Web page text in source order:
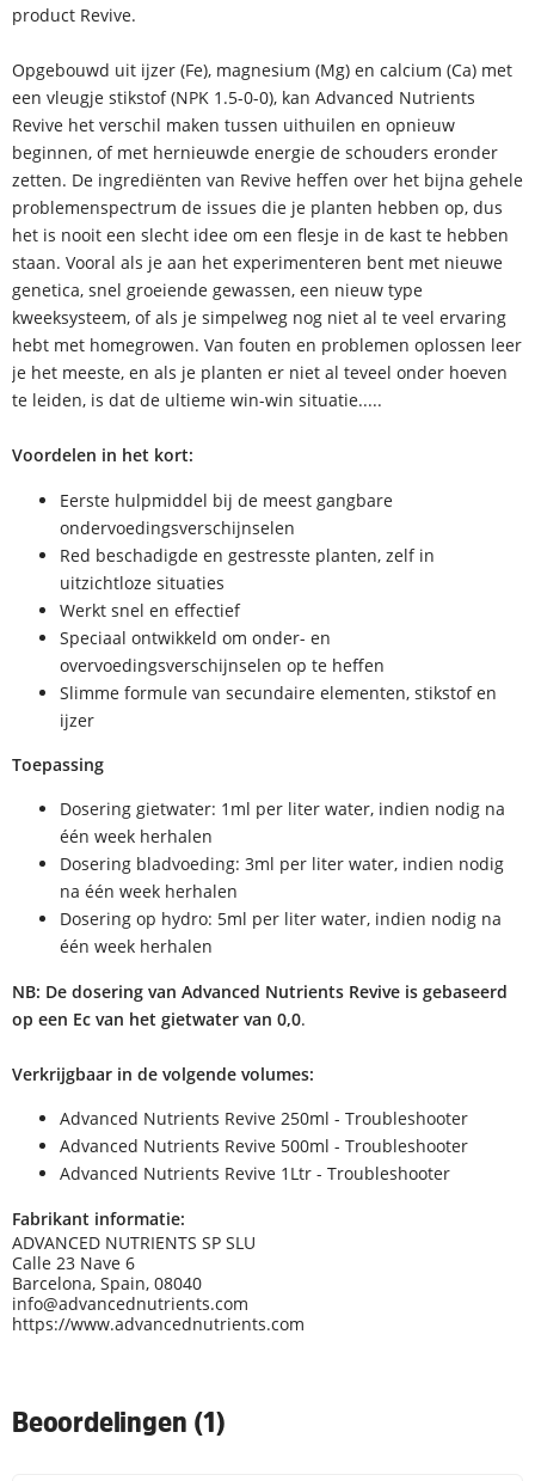
product Revive.
Opgebouwd uit ijzer (Fe), magnesium (Mg) en calcium (Ca) met
een vleugje stikstof (NPK 1.5-0-0), kan Advanced Nutrients
Revive het verschil maken tussen uithuilen en opnieuw
beginnen, of met hernieuwde energie de schouders eronder
zetten. De ingrediënten van Revive heffen over het bijna gehele
problemenspectrum de issues die je planten hebben op, dus
het is nooit een slecht idee om een flesje in de kast te hebben
staan. Vooral als je aan het experimenteren bent met nieuwe
genetica, snel groeiende gewassen, een nieuw type
kweeksysteem, of als je simpelweg nog niet al te veel ervaring
hebt met homegrowen. Van fouten en problemen oplossen leer
je het meeste, en als je planten er niet al teveel onder hoeven
te leiden, is dat de ultieme win-win situatie.....
Voordelen in het kort:
Eerste hulpmiddel bij de meest gangbare
ondervoedingsverschijnselen
Red beschadigde en gestresste planten, zelf in
uitzichtloze situaties
Werkt snel en effectief
Speciaal ontwikkeld om onder- en
overvoedingsverschijnselen op te heffen
Slimme formule van secundaire elementen, stikstof en
ijzer
Toepassing
Dosering gietwater: 1ml per liter water, indien nodig na
één week herhalen
Dosering bladvoeding: 3ml per liter water, indien nodig
na één week herhalen
Dosering op hydro: 5ml per liter water, indien nodig na
één week herhalen
NB: De dosering van Advanced Nutrients Revive is gebaseerd
op een Ec van het gietwater van 0,0.
Verkrijgbaar in de volgende volumes:
Advanced Nutrients Revive 250ml - Troubleshooter
Advanced Nutrients Revive 500ml - Troubleshooter
Advanced Nutrients Revive 1Ltr - Troubleshooter
Fabrikant informatie:
ADVANCED NUTRIENTS SP SLU
Calle 23 Nave 6
Barcelona, Spain, 08040
info@advancednutrients.com
https://www.advancednutrients.com
Beoordelingen (1)